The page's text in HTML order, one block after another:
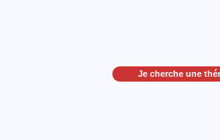
Je cherche une